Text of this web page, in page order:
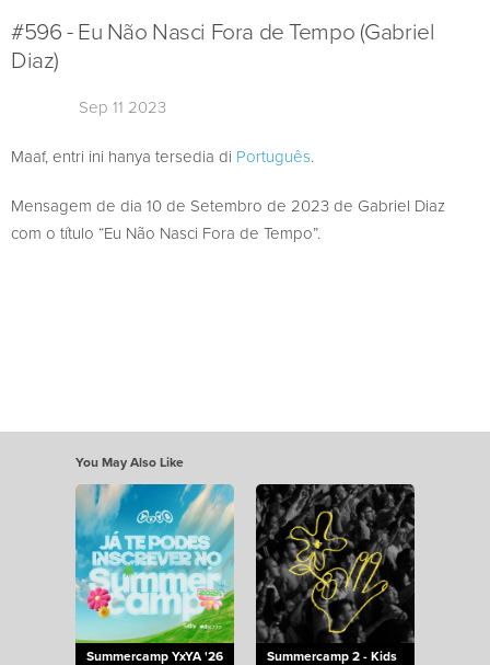
#596 - Eu Não Nasci Fora de Tempo (Gabriel
Diaz)
Sep 11 2023
Maaf, entri ini hanya tersedia di Português.
Mensagem de dia 10 de Setembro de 2023 de Gabriel Diaz
com o título “Eu Não Nasci Fora de Tempo”.
You May Also Like
Summercamp YxYA '26
Summercamp 2 - Kids